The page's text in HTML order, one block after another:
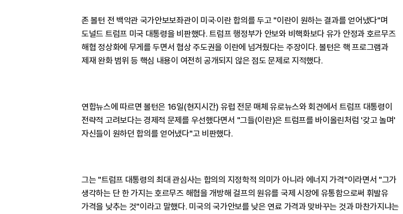
존 볼턴 전 백악관 국가안보보좌관이 미국·이란 합의를 두고 "이란이 원하는 결과를 얻어냈다"며
도널드 트럼프 미국 대통령을 비판했다. 트럼프 행정부가 안보와 비핵화보다 유가 안정과 호르무즈
해협 정상화에 무게를 두면서 협상 주도권을 이란에 넘겨줬다는 주장이다. 볼턴은 핵 프로그램과
제재 완화 범위 등 핵심 내용이 여전히 공개되지 않은 점도 문제로 지적했다.
연합뉴스에 따르면 볼턴은 16일(현지시간) 유럽 전문 매체 유로뉴스와 회견에서 트럼프 대통령이
전략적 고려보다는 경제적 문제를 우선했다면서 "그들(이란)은 트럼프를 바이올린처럼 '갖고 놀며'
자신들이 원하던 합의를 얻어냈다"고 비판했다.
그는 "트럼프 대통령의 최대 관심사는 합의의 지정학적 의미가 아니라 에너지 가격"이라면서 "그가
생각하는 단 한 가지는 호르무즈 해협을 개방해 걸프의 원유를 국제 시장에 유통함으로써 휘발유
가격을 낮추는 것"이라고 말했다. 미국의 국가안보를 낮은 연료 가격과 맞바꾸는 것과 마찬가지냐는